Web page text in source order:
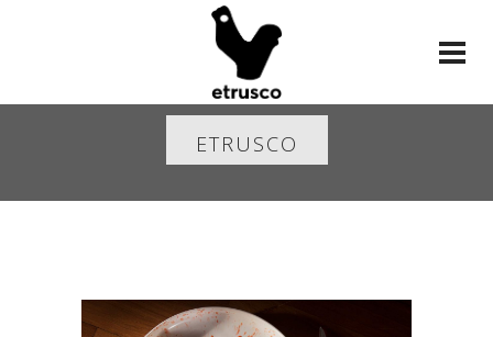
ETRUSCO